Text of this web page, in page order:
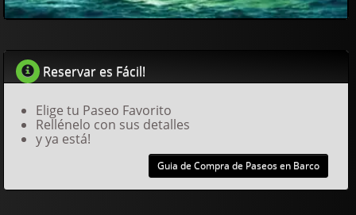
Reservar es Fácil!
Elige tu Paseo Favorito
Rellénelo con sus detalles
y ya está!
Guia de Compra de Paseos en Barco